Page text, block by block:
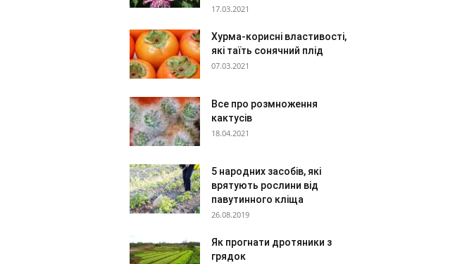
17.03.2021
Хурма-корисні властивості,
які таїть сонячний плід
07.03.2021
Все про розмноження
кактусів
18.04.2021
5 народних засобів, які
врятують рослини від
павутинного кліща
26.08.2019
Як прогнати дротяники з
грядок